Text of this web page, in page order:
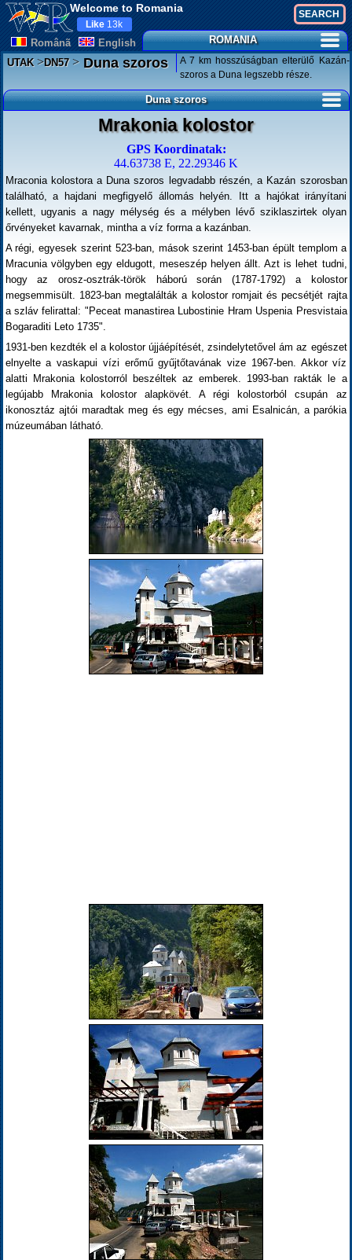
Welcome to Romania
Românã English
Like 13k
ROMANIA
UTAK>DN57>Duna szoros
A 7 km hosszúságban elterülő Kazán-
szoros a Duna legszebb része.
Duna szoros
Mrakonia kolostor
GPS Koordinatak:
44.63738 E, 22.29346 K
Mraconia kolostora a Duna szoros legvadabb részén, a Kazán szorosban
található, a hajdani megfigyelő állomás helyén. Itt a hajókat irányítani
kellett, ugyanis a nagy mélység és a mélyben lévő sziklaszirtek olyan
őrvényeket kavarnak, mintha a víz forrna a kazánban.
A régi, egyesek szerint 523-ban, mások szerint 1453-ban épült templom a
Mracunia völgyben egy eldugott, meseszép helyen állt. Azt is lehet tudni,
hogy az orosz-osztrák-török háború során (1787-1792) a kolostor
megsemmisült. 1823-ban megtalálták a kolostor romjait és pecsétjét rajta
a szláv felirattal: "Peceat manastirea Lubostinie Hram Uspenia Presvistaia
Bogaraditi Leto 1735".
1931-ben kezdték el a kolostor újjáépítését, zsindelytetővel ám az egészet
elnyelte a vaskapui vízi erőmű gyűjtőtavának vize 1967-ben. Akkor víz
alatti Mrakonia kolostorról beszéltek az emberek. 1993-ban rakták le a
legújabb Mrakonia kolostor alapkövét. A régi kolostorból csupán az
ikonosztáz ajtói maradtak meg és egy mécses, ami Esalnicán, a parókia
múzeumában látható.